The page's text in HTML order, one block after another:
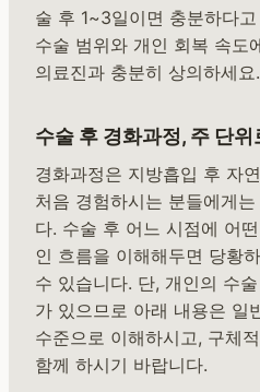
술 후 1~3일이면 충분하다
수술 범위와 개인 회복 속도
의료진과 충분히 상의하세요.
수술 후 경화과정, 주 단
경화과정은 지방흡입 후 자
처음 경험하시는 분들에게
다. 수술 후 어느 시점에 어
인 흐름을 이해해두면 당황
수 있습니다. 단, 개인의 수
가 있으므로 아래 내용은 일
수준으로 이해하시고, 구체
함께 하시기 바랍니다.